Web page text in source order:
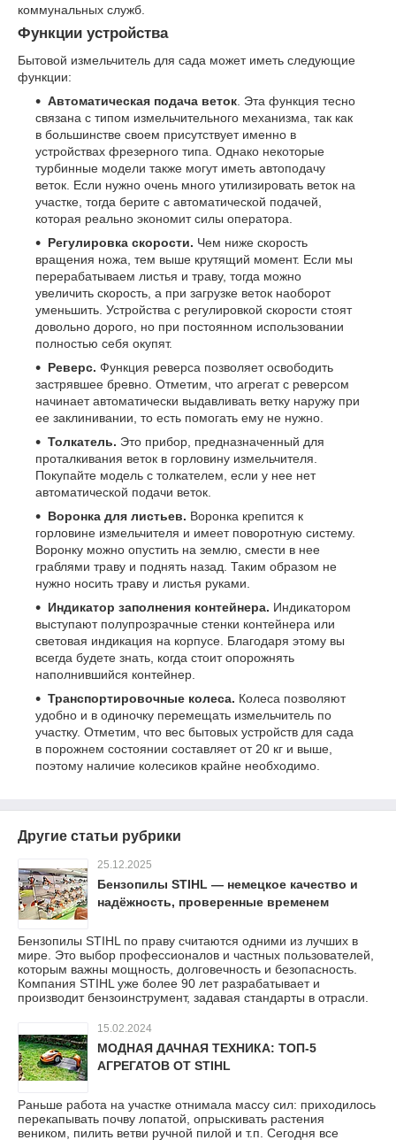
коммунальных служб.
Функции устройства
Бытовой измельчитель для сада может иметь следующие
функции:
Автоматическая подача веток . Эта функция тесно
связана с типом измельчительного механизма, так как
в большинстве своем присутствует именно в
устройствах фрезерного типа. Однако некоторые
турбинные модели также могут иметь автоподачу
веток. Если нужно очень много утилизировать веток на
участке, тогда берите с автоматической подачей,
которая реально экономит силы оператора.
Регулировка скорости. Чем ниже скорость
вращения ножа, тем выше крутящий момент. Если мы
перерабатываем листья и траву, тогда можно
увеличить скорость, а при загрузке веток наоборот
уменьшить. Устройства с регулировкой скорости стоят
довольно дорого, но при постоянном использовании
полностью себя окупят.
Реверс. Функция реверса позволяет освободить
застрявшее бревно. Отметим, что агрегат с реверсом
начинает автоматически выдавливать ветку наружу при
ее заклинивании, то есть помогать ему не нужно.
Толкатель. Это прибор, предназначенный для
проталкивания веток в горловину измельчителя.
Покупайте модель с толкателем, если у нее нет
автоматической подачи веток.
Воронка для листьев. Воронка крепится к
горловине измельчителя и имеет поворотную систему.
Воронку можно опустить на землю, смести в нее
граблями траву и поднять назад. Таким образом не
нужно носить траву и листья руками.
Индикатор заполнения контейнера. Индикатором
выступают полупрозрачные стенки контейнера или
световая индикация на корпусе. Благодаря этому вы
всегда будете знать, когда стоит опорожнять
наполнившийся контейнер.
Транспортировочные колеса. Колеса позволяют
удобно и в одиночку перемещать измельчитель по
участку. Отметим, что вес бытовых устройств для сада
в порожнем состоянии составляет от 20 кг и выше,
поэтому наличие колесиков крайне необходимо.
Другие статьи рубрики
25.12.2025
Бензопилы STIHL — немецкое качество и
надёжность, проверенные временем
Бензопилы STIHL по праву считаются одними из лучших в
мире. Это выбор профессионалов и частных пользователей,
которым важны мощность, долговечность и безопасность.
Компания STIHL уже более 90 лет разрабатывает и
производит бензоинструмент, задавая стандарты в отрасли.
15.02.2024
МОДНАЯ ДАЧНАЯ ТЕХНИКА: ТОП-5
АГРЕГАТОВ ОТ STIHL
Раньше работа на участке отнимала массу сил: приходилось
перекапывать почву лопатой, опрыскивать растения
веником, пилить ветви ручной пилой и т.п. Сегодня все